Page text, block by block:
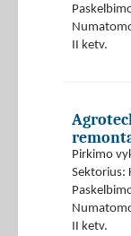
II ketv.
Pirkimo
Sektorius:
II ketv.